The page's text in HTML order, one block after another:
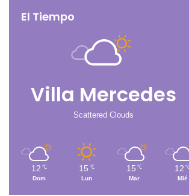
El Tiempo
Villa Mercedes
Scattered Clouds
12 ℃
Dom
15 ℃
Lun
15 ℃
Mar
12 ℃
Mié